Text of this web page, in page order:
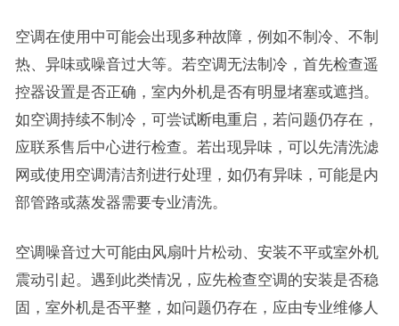
空调在使用中可能会出现多种故障，例如不制冷、不制
热、异味或噪音过大等。若空调无法制冷，首先检查遥
控器设置是否正确，室内外机是否有明显堵塞或遮挡。
如空调持续不制冷，可尝试断电重启，若问题仍存在，
应联系售后中心进行检查。若出现异味，可以先清洗滤
网或使用空调清洁剂进行处理，如仍有异味，可能是内
部管路或蒸发器需要专业清洗。
空调噪音过大可能由风扇叶片松动、安装不平或室外机
震动引起。遇到此类情况，应先检查空调的安装是否稳
固，室外机是否平整，如问题仍存在，应由专业维修人